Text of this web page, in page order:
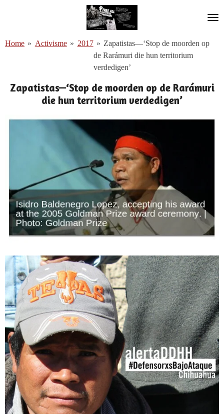
de
Home » Activisme » 2017 » Zapatistas—‘Stop de moorden op
de Rarámuri die hun territorium
verdedigen’
Zapatistas—‘Stop de moorden op de Rarámuri
die hun territorium verdedigen’